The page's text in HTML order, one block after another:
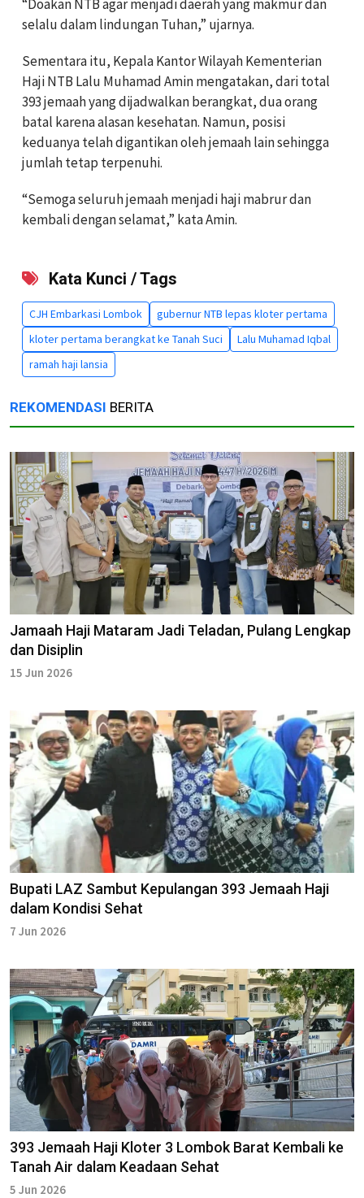
‎“Doakan NTB agar menjadi daerah yang makmur dan
selalu dalam lindungan Tuhan,” ujarnya.
‎Sementara itu, Kepala Kantor Wilayah Kementerian
Haji NTB Lalu Muhamad Amin mengatakan, dari total
393 jemaah yang dijadwalkan berangkat, dua orang
batal karena alasan kesehatan. Namun, posisi
keduanya telah digantikan oleh jemaah lain sehingga
jumlah tetap terpenuhi.
‎“Semoga seluruh jemaah menjadi haji mabrur dan
kembali dengan selamat,” kata Amin.
Kata Kunci / Tags
CJH Embarkasi Lombok
gubernur NTB lepas kloter pertama
kloter pertama berangkat ke Tanah Suci
Lalu Muhamad Iqbal
ramah haji lansia
REKOMENDASI BERITA
Jamaah Haji Mataram Jadi Teladan, Pulang Lengkap
dan Disiplin
15 Jun 2026
Bupati LAZ Sambut Kepulangan 393 Jemaah Haji
dalam Kondisi Sehat
7 Jun 2026
393 Jemaah Haji Kloter 3 Lombok Barat Kembali ke
Tanah Air dalam Keadaan Sehat
5 Jun 2026